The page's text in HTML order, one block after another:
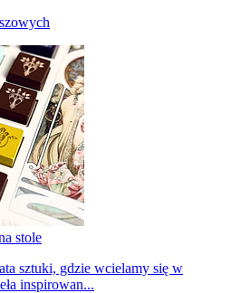
stole
sztuki, gdzie wcielamy się w
inspirowan...